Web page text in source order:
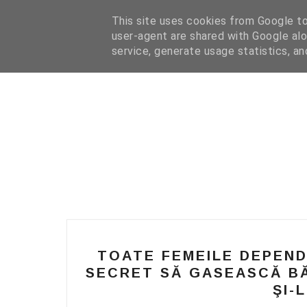
I WANT YOUR TEXT COFFEE READING
TOATE FEMEILE
SECRET SĂ GASEASCĂ
ŞI-
This site uses cookies from Google
user-agent are shared with Google
service, generate usage statistics,